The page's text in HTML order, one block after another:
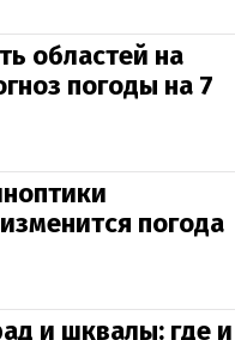
областей на
погоды на 7
погода
и шквалы: где и